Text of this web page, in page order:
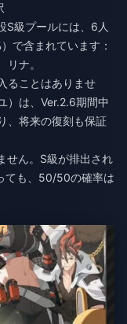
S級プールには、6人
で含まれています：
ナ。
ることはありませ
）は、Ver.2.6期間中
、将来の復刻も保証
せん。S級が排出され
ても、50/50の確率は